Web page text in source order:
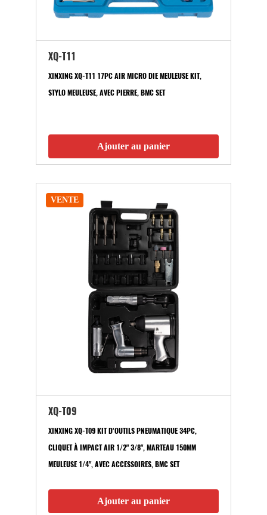
XQ-T11
XINXING XQ-T11 17PC AIR MICRO DIE MEULEUSE KIT,
STYLO MEULEUSE, AVEC PIERRE, BMC SET
Ajouter au panier
VENTE
XQ-T09
XINXING XQ-T09 KIT D'OUTILS PNEUMATIQUE 34PC,
CLIQUET À IMPACT AIR 1/2" 3/8", MARTEAU 150MM
MEULEUSE 1/4", AVEC ACCESSOIRES, BMC SET
Ajouter au panier